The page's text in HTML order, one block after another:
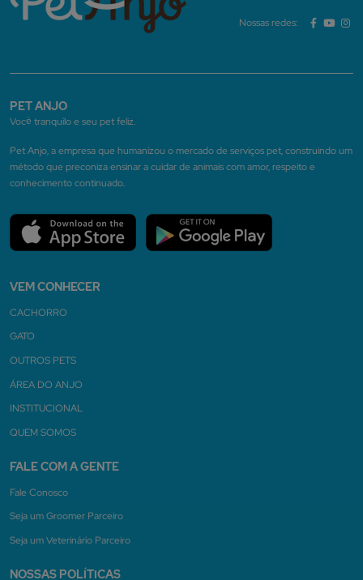
Nossas redes:
PET ANJO
Você tranquilo e seu pet feliz.
Pet Anjo, a empresa que humanizou o mercado de serviços pet, construindo um
método que preconiza ensinar a cuidar de animais com amor, respeito e
conhecimento continuado.
VEM CONHECER
CACHORRO
GATO
OUTROS PETS
ÁREA DO ANJO
INSTITUCIONAL
QUEM SOMOS
FALE COM A GENTE
Fale Conosco
Seja um Groomer Parceiro
Seja um Veterinário Parceiro
NOSSAS POLÍTICAS